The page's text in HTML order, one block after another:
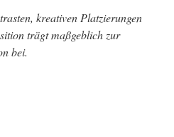
kreativen Platzierungen
trägt maßgeblich zur
bei.